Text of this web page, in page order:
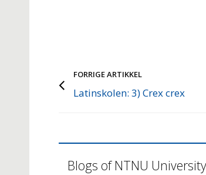
FORRIGE ARTIKKEL
Latinskolen: 3) Crex crex
Blogs of NTNU